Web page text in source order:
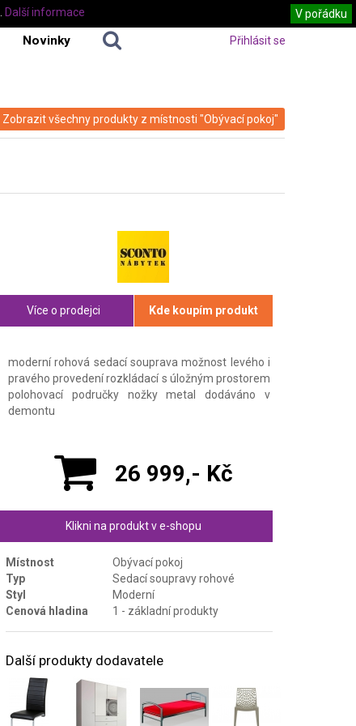
Novinky Přihlásit se
Zobrazit všechny produkty z místnosti "Obývací pokoj"
Více o prodejci Kde koupím produkt
moderní rohová sedací souprava možnost levého i
pravého provedení rozkládací s úložným prostorem
polohovací područky nožky metal dodáváno v
demontu
26 999,- Kč
Klikni na produkt v e-shopu
Místnost
Obývací pokoj
Typ
Sedací soupravy rohové
Styl
Moderní
Cenová hladina
1 - základní produkty
Další produkty dodavatele
V pořádku
Další informace